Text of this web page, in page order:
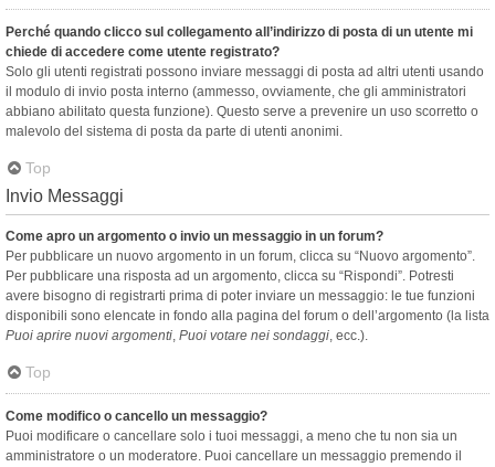
Perché quando clicco sul collegamento all’indirizzo di posta di un utente mi
chiede di accedere come utente registrato?
Solo gli utenti registrati possono inviare messaggi di posta ad altri utenti usando
il modulo di invio posta interno (ammesso, ovviamente, che gli amministratori
abbiano abilitato questa funzione). Questo serve a prevenire un uso scorretto o
malevolo del sistema di posta da parte di utenti anonimi.
Top
Invio Messaggi
Come apro un argomento o invio un messaggio in un forum?
Per pubblicare un nuovo argomento in un forum, clicca su “Nuovo argomento”.
Per pubblicare una risposta ad un argomento, clicca su “Rispondi”. Potresti
avere bisogno di registrarti prima di poter inviare un messaggio: le tue funzioni
disponibili sono elencate in fondo alla pagina del forum o dell’argomento (la lista
Puoi aprire nuovi argomenti, Puoi votare nei sondaggi, ecc.).
Top
Come modifico o cancello un messaggio?
Puoi modificare o cancellare solo i tuoi messaggi, a meno che tu non sia un
amministratore o un moderatore. Puoi cancellare un messaggio premendo il